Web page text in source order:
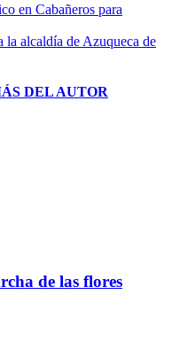
en Cabañeros para
la alcaldía de Azuqueca de
DEL AUTOR
de las flores